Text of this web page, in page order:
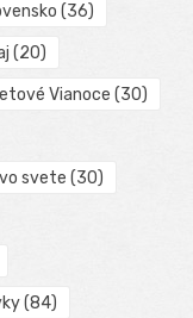
(36)
(20)
Vianoce (30)
svete (30)
(84)